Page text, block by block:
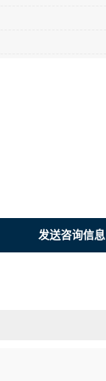
发送咨询信息